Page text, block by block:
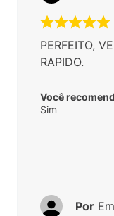
PERFEITO,
RAPIDO.
Você
Sim
Por